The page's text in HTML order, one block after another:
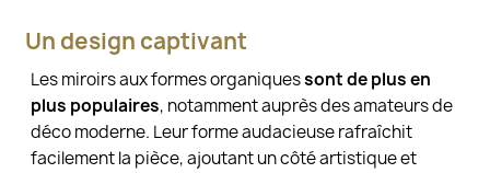
Un design captivant
Les miroirs aux formes organiquessont de plus en
plus populaires, notamment auprès des amateurs de
déco moderne. Leur forme audacieuse rafraîchit
facilement la pièce, ajoutant un côté artistique et